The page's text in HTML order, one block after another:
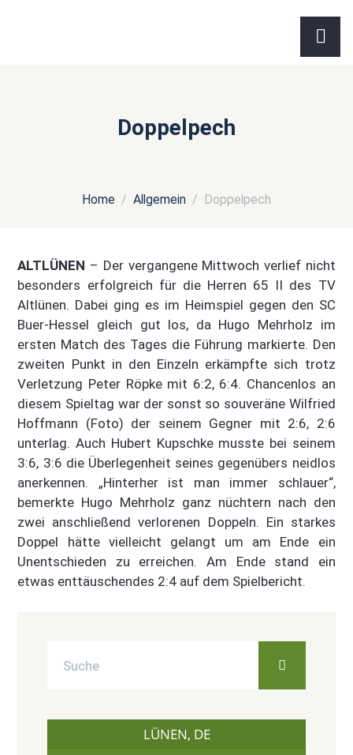
Doppelpech
Home Allgemein Doppelpech
ALTLÜNEN – Der vergangene Mittwoch verlief nicht
besonders erfolgreich für die Herren 65 II des TV
Altlünen. Dabei ging es im Heimspiel gegen den SC
Buer-Hessel gleich gut los, da Hugo Mehrholz im
ersten Match des Tages die Führung markierte. Den
zweiten Punkt in den Einzeln erkämpfte sich trotz
Verletzung Peter Röpke mit 6:2, 6:4. Chancenlos an
diesem Spieltag war der sonst so souveräne Wilfried
Hoffmann (Foto) der seinem Gegner mit 2:6, 2:6
unterlag. Auch Hubert Kupschke musste bei seinem
3:6, 3:6 die Überlegenheit seines gegenübers neidlos
anerkennen. „Hinterher ist man immer schlauer“,
bemerkte Hugo Mehrholz ganz nüchtern nach den
zwei anschließend verlorenen Doppeln. Ein starkes
Doppel hätte vielleicht gelangt um am Ende ein
Unentschieden zu erreichen. Am Ende stand ein
etwas enttäuschendes 2:4 auf dem Spielbericht.
LÜNEN, DE